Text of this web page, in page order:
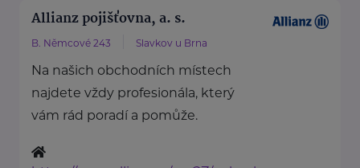
Allianz pojišťovna, a. s.
B. Němcové 243 Slavkov u Brna
Na našich obchodních místech
najdete vždy profesionála, který
vám rád poradí a pomůže.